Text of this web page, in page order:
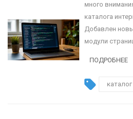
много
каталога
Добавлен
модули
ПОДРОБНЕЕ
каталог